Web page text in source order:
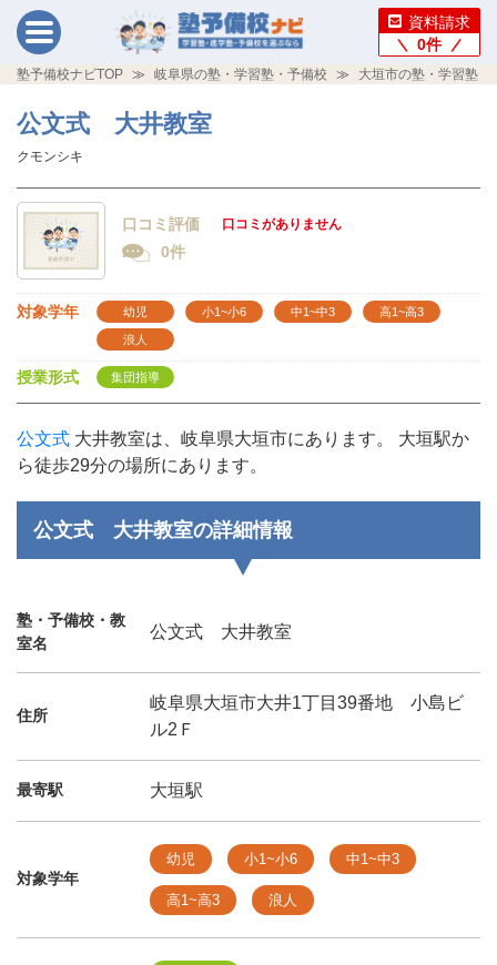
資料請求
0件
塾予備校ナビTOP 岐阜県の塾・学習塾・予備校 大垣市の塾・学習塾・
公文式 大井教室
クモンシキ
口コミ評価 口コミがありません
0件
対象学年 幼児 小1~小6 中1~中3 高1~高3
浪人
授業形式 集団指導
公文式 大井教室は、岐阜県大垣市にあります。 大垣駅か
ら徒歩29分の場所にあります。
公文式 大井教室の詳細情報
塾・予備校・教
室名
公文式 大井教室
住所
岐阜県大垣市大井1丁目39番地 小島ビ
ル2Ｆ
最寄駅 大垣駅
対象学年
幼児 小1~小6 中1~中3
高1~高3 浪人